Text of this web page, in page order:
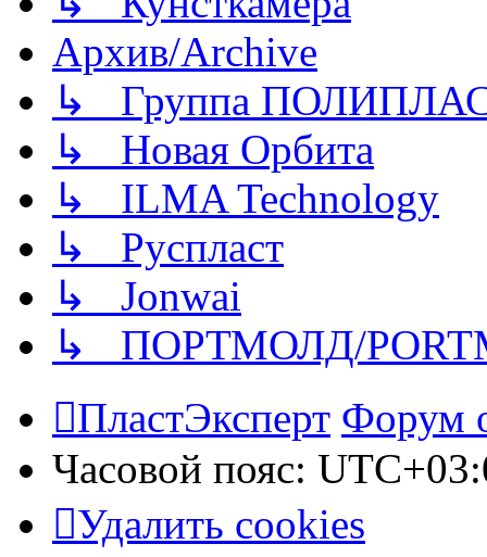
Архив/Archive
↳ Группа
↳ Новая Орбита
↳ ILMA Technology
↳ Руспласт
↳ Jonwai
↳ ПОРТМОЛД/
ПластЭксперт Форум
Часовой пояс:
Удалить cookies